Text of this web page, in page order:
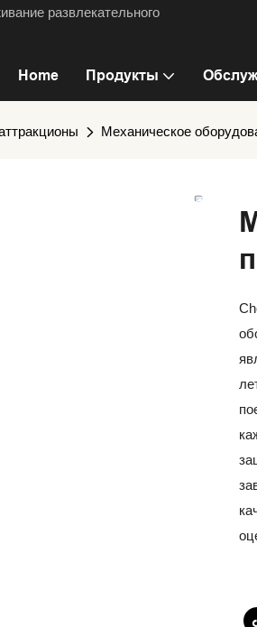
развлекательного
Home Продукты
Механическое